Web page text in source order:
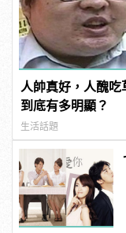
人帥真好，人醜
到底有多明顯？
生活話題